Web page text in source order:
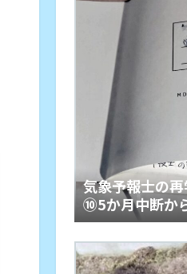
気象予報士の
⑩5か月中断か
周目「スルー